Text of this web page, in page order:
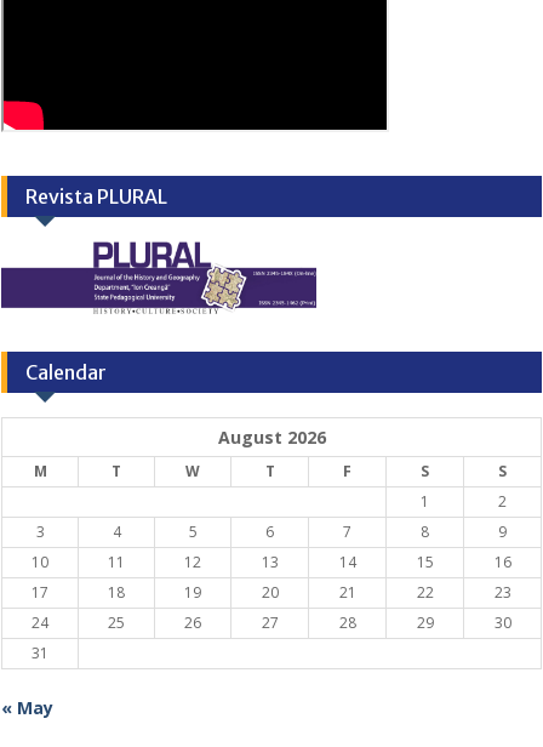
Revista PLURAL
Calendar
August 2026
M T W T F S
S
1
2
3
4 5 6 7 8
9
10
11 12 13 14 15
16
17
18 19 20 21 22
23
24
25 26 27 28 29
30
31
« May